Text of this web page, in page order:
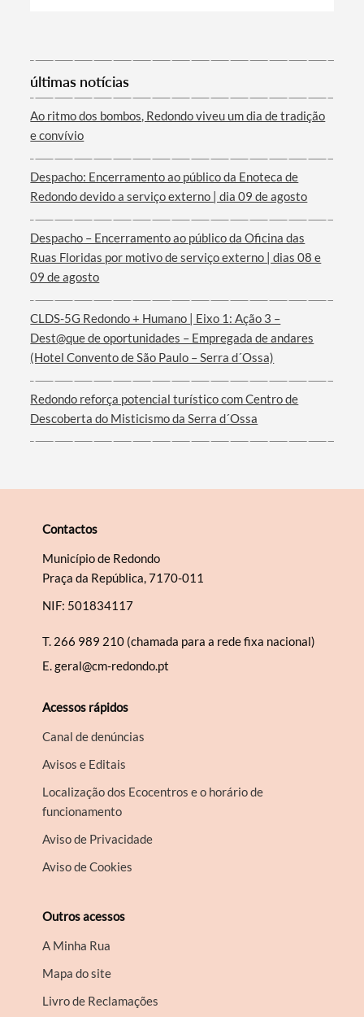
Termo de Pesquisa
Categorias gerais
últimas notícias
Ao ritmo dos bombos, Redondo viveu um dia de tradição
e convívio
Despacho: Encerramento ao público da Enoteca de
Redondo devido a serviço externo | dia 09 de agosto
Despacho – Encerramento ao público da Oficina das
Ruas Floridas por motivo de serviço externo | dias 08 e
09 de agosto
CLDS-5G Redondo + Humano | Eixo 1: Ação 3 –
Dest@que de oportunidades – Empregada de andares
(Hotel Convento de São Paulo – Serra d´Ossa)
Redondo reforça potencial turístico com Centro de
Descoberta do Misticismo da Serra d´Ossa
Contactos
Município de Redondo
Praça da República, 7170-011
NIF: 501834117
T. 266 989 210 (chamada para a rede fixa nacional)
E.geral@cm-redondo.pt
Acessos rápidos
Canal de denúncias
Avisos e Editais
Localização dos Ecocentros e o horário de
funcionamento
Aviso de Privacidade
Aviso de Cookies
Outros acessos
A Minha Rua
Mapa do site
Livro de Reclamações